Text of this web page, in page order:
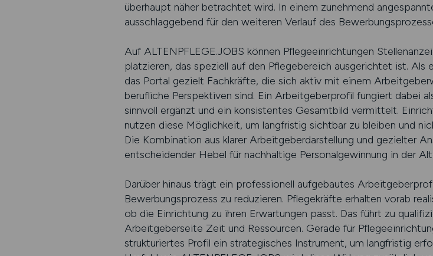
überhaupt näher betrachtet wird. In einem zunehmend
ausschlaggebend für den weiteren Verlauf des
Auf ALTENPFLEGE.JOBS können Pflegeeinrichtungen
platzieren, das speziell auf den Pflegebereich ausgerichtet ist.
das Portal gezielt Fachkräfte, die sich aktiv mit einem
berufliche Perspektiven sind. Ein Arbeitgeberprofil fungiert dabei
sinnvoll ergänzt und ein konsistentes Gesamtbild vermittelt.
nutzen diese Möglichkeit, um langfristig sichtbar zu bleiben und
Die Kombination aus klarer Arbeitgeberdarstellung und gezielter
entscheidender Hebel für nachhaltige Personalgewinnung in der
Darüber hinaus trägt ein professionell aufgebautes
Bewerbungsprozess zu reduzieren. Pflegekräfte erhalten vorab
ob die Einrichtung zu ihren Erwartungen passt. Das führt zu
Arbeitgeberseite Zeit und Ressourcen. Gerade für
strukturiertes Profil ein strategisches Instrument, um langfristig